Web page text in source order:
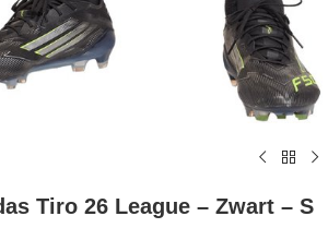
Tiro 26 League – Zwart – S